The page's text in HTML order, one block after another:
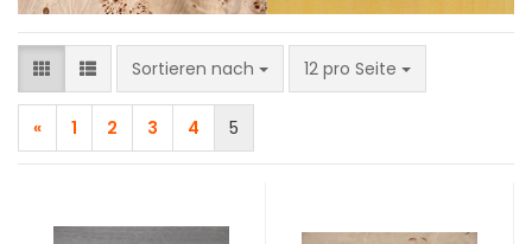
Sortieren nach
Sortieren nach 12 pro Seite
pro Seite
« 1 2 3 4 5